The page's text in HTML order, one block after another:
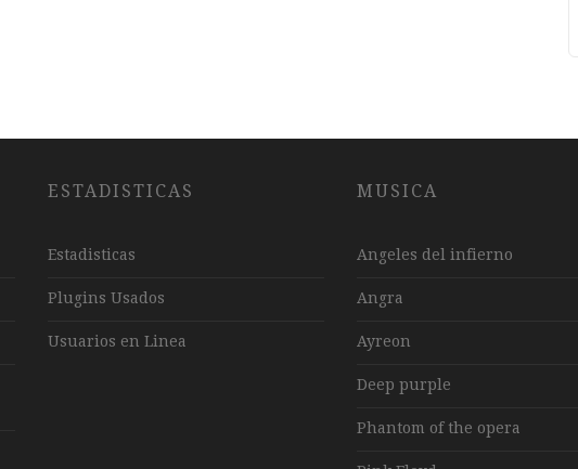
ESTADISTICAS
Estadisticas
Plugins Usados
Usuarios en Linea
MUSICA
Angeles del infierno
Angra
Ayreon
Deep purple
Phantom of the opera